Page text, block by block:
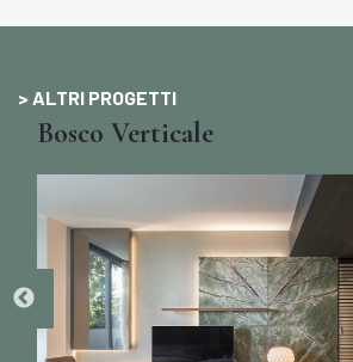
> ALTRI PROGETTI
Bosco Verticale